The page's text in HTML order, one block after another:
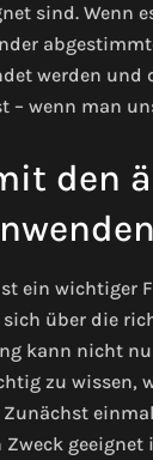
sind. Wenn
werden
– wenn man
den
ein wichtiger
über die
kann nicht
zu
geeignet